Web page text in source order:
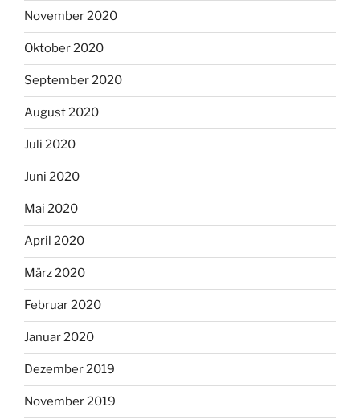
November 2020
Oktober 2020
September 2020
August 2020
Juli 2020
Juni 2020
Mai 2020
April 2020
März 2020
Februar 2020
Januar 2020
Dezember 2019
November 2019